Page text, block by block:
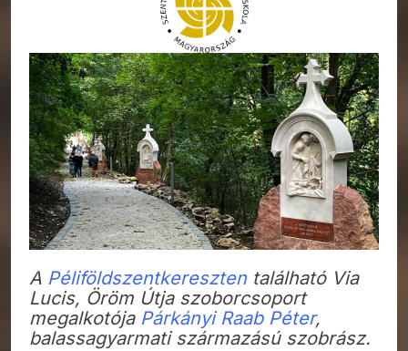
A Péliföldszentkeresztentalálható Via
Lucis, Öröm Útja szoborcsoport
megalkotója Párkányi Raab Péter,
balassagyarmati származású szobrász.